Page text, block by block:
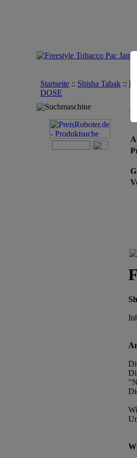
Startseite :: Shisha Tabak ::
DOSE
Suchmaschine